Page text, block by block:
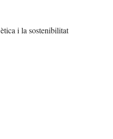
i la sostenibilitat